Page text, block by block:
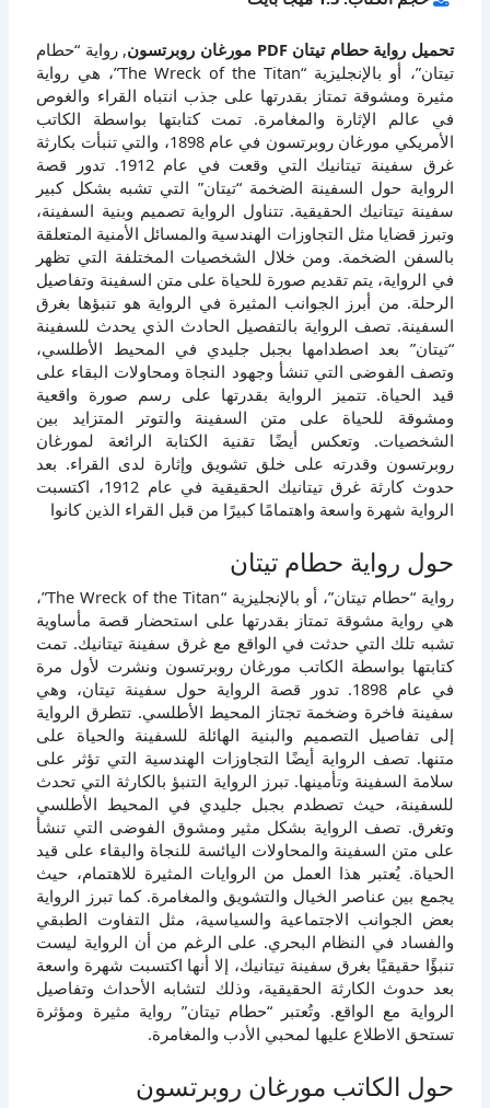
تحميل رواية حطام تيتان PDF مورغان روبرتسون
, رواية “حطام
تيتان”، أو بالإنجليزية “The Wreck of the Titan”، هي رواية
مثيرة ومشوقة تمتاز بقدرتها على جذب انتباه القراء والغوص
في عالم الإثارة والمغامرة. تمت كتابتها بواسطة الكاتب
الأمريكي مورغان روبرتسون في عام 1898، والتي تنبأت بكارثة
غرق سفينة تيتانيك التي وقعت في عام 1912. تدور قصة
الرواية حول السفينة الضخمة “تيتان” التي تشبه بشكل كبير
سفينة تيتانيك الحقيقية. تتناول الرواية تصميم وبنية السفينة،
وتبرز قضايا مثل التجاوزات الهندسية والمسائل الأمنية المتعلقة
بالسفن الضخمة. ومن خلال الشخصيات المختلفة التي تظهر
في الرواية، يتم تقديم صورة للحياة على متن السفينة وتفاصيل
الرحلة. من أبرز الجوانب المثيرة في الرواية هو تنبؤها بغرق
السفينة. تصف الرواية بالتفصيل الحادث الذي يحدث للسفينة
“تيتان” بعد اصطدامها بجبل جليدي في المحيط الأطلسي،
وتصف الفوضى التي تنشأ وجهود النجاة ومحاولات البقاء على
قيد الحياة. تتميز الرواية بقدرتها على رسم صورة واقعية
ومشوقة للحياة على متن السفينة والتوتر المتزايد بين
الشخصيات. وتعكس أيضًا تقنية الكتابة الرائعة لمورغان
روبرتسون وقدرته على خلق تشويق وإثارة لدى القراء. بعد
حدوث كارثة غرق تيتانيك الحقيقية في عام 1912، اكتسبت
الرواية شهرة واسعة واهتمامًا كبيرًا من قبل القراء الذين كانوا
حول رواية حطام تيتان
رواية “حطام تيتان”، أو بالإنجليزية “The Wreck of the Titan”،
هي رواية مشوقة تمتاز بقدرتها على استحضار قصة مأساوية
تشبه تلك التي حدثت في الواقع مع غرق سفينة تيتانيك. تمت
كتابتها بواسطة الكاتب مورغان روبرتسون ونشرت لأول مرة
في عام 1898. تدور قصة الرواية حول سفينة تيتان، وهي
سفينة فاخرة وضخمة تجتاز المحيط الأطلسي. تتطرق الرواية
إلى تفاصيل التصميم والبنية الهائلة للسفينة والحياة على
متنها. تصف الرواية أيضًا التجاوزات الهندسية التي تؤثر على
سلامة السفينة وتأمينها. تبرز الرواية التنبؤ بالكارثة التي تحدث
للسفينة، حيث تصطدم بجبل جليدي في المحيط الأطلسي
وتغرق. تصف الرواية بشكل مثير ومشوق الفوضى التي تنشأ
على متن السفينة والمحاولات اليائسة للنجاة والبقاء على قيد
الحياة. يُعتبر هذا العمل من الروايات المثيرة للاهتمام، حيث
يجمع بين عناصر الخيال والتشويق والمغامرة. كما تبرز الرواية
بعض الجوانب الاجتماعية والسياسية، مثل التفاوت الطبقي
والفساد في النظام البحري. على الرغم من أن الرواية ليست
تنبؤًا حقيقيًا بغرق سفينة تيتانيك، إلا أنها اكتسبت شهرة واسعة
بعد حدوث الكارثة الحقيقية، وذلك لتشابه الأحداث وتفاصيل
الرواية مع الواقع. وتُعتبر “حطام تيتان” رواية مثيرة ومؤثرة
تستحق الاطلاع عليها لمحبي الأدب والمغامرة.
حول الكاتب مورغان روبرتسون